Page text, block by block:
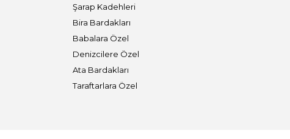
Şarap Kadehleri
Bira Bardakları
Babalara Özel
Denizcilere Özel
Ata Bardakları
Taraftarlara Özel